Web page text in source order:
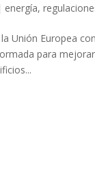
energía,
Unión Europea
para